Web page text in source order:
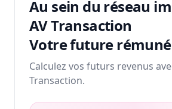
Au sein du réseau
AV Transaction
Votre future
Calculez vos futurs revenus
Transaction.